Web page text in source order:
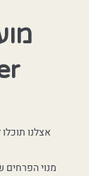
אצלנו
מנוי הפרחים